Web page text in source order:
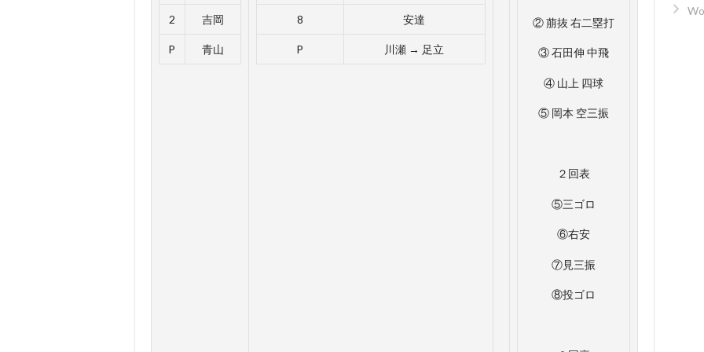
2 吉岡
P 青山
8 安達
P 川瀬 → 足立
② 萠抜 右二塁打
③ 石田伸 中飛
④ 山上 四球
⑤ 岡本 空三振
２回表
⑤三ゴロ
⑥右安
⑦見三振
⑧投ゴロ